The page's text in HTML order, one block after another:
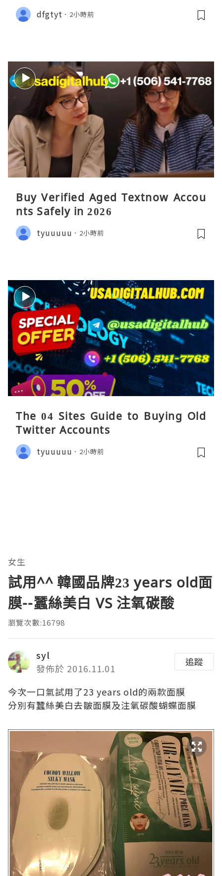
dfgtyt 2小時前
Buy Verified Aged Textnow Accou
nts Safely in 2026
tyuuuuu 2小時前
The 04 Sites Guide to Buying Old
Twitter Accounts
tyuuuuu 2小時前
女生
試用^^ 韓國品牌23 years old面
膜--蠶絲美白 VS 注氧碳酸
瀏覽次數:16798
syl
發佈於 2016.11.01
追蹤
今次一口氣試用了23 years old的兩款面膜
分別有蠶絲美白去皺面膜及注氧碳酸蝴蝶面膜